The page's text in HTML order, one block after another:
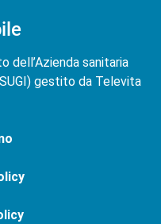
dell’Azienda sanitaria
gestito da Televita